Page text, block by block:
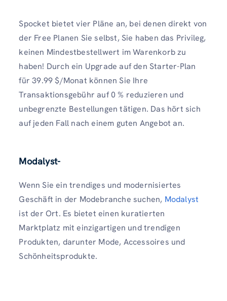
Spocket bietet vier Pläne an, bei denen direkt von
der Free Planen Sie selbst, Sie haben das Privileg,
keinen Mindestbestellwert im Warenkorb zu
haben! Durch ein Upgrade auf den Starter-Plan
für 39.99 $/Monat können Sie Ihre
Transaktionsgebühr auf 0 % reduzieren und
unbegrenzte Bestellungen tätigen. Das hört sich
auf jeden Fall nach einem guten Angebot an.
Modalyst-
Wenn Sie ein trendiges und modernisiertes
Geschäft in der Modebranche suchen, Modalyst
ist der Ort. Es bietet einen kuratierten
Marktplatz mit einzigartigen und trendigen
Produkten, darunter Mode, Accessoires und
Schönheitsprodukte.